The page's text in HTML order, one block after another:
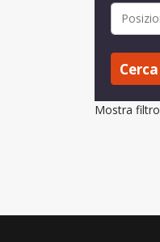
Cerca
Mostra filtro